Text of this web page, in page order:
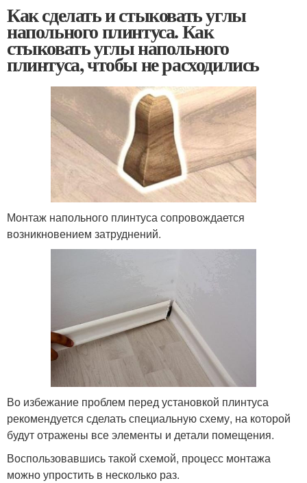
Как сделать и стыковать углы
напольного плинтуса. Как
стыковать углы напольного
плинтуса, чтобы не расходились
Монтаж напольного плинтуса сопровождается
возникновением затруднений.
Во избежание проблем перед установкой плинтуса
рекомендуется сделать специальную схему, на которой
будут отражены все элементы и детали помещения.
Воспользовавшись такой схемой, процесс монтажа
можно упростить в несколько раз.